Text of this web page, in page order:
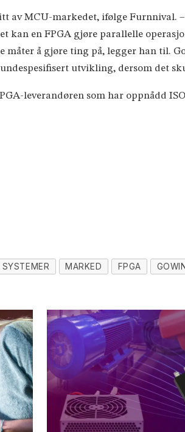
av MCU-markedet, ifølge Furnnival.
kan en FPGA gjøre parallelle
måter å gjøre ting på, legger han til.
utvikling, dersom det
leverandøren som har oppnådd
SYSTEMER MARKED FPGA GOWIN